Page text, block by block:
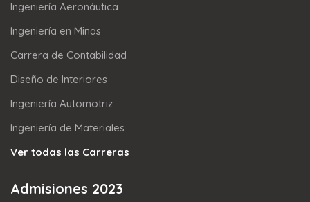
Ingeniería Aeronáutica
Ingeniería en Minas
Carrera de Contabilidad
Diseño de Interiores
Ingeniería Automotriz
Ingeniería de Materiales
Ver todas las Carreras
Admisiones 2023